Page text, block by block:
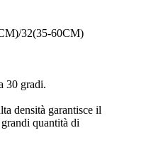
32(35-60CM)
30 gradi.
densità garantisce il
quantità di